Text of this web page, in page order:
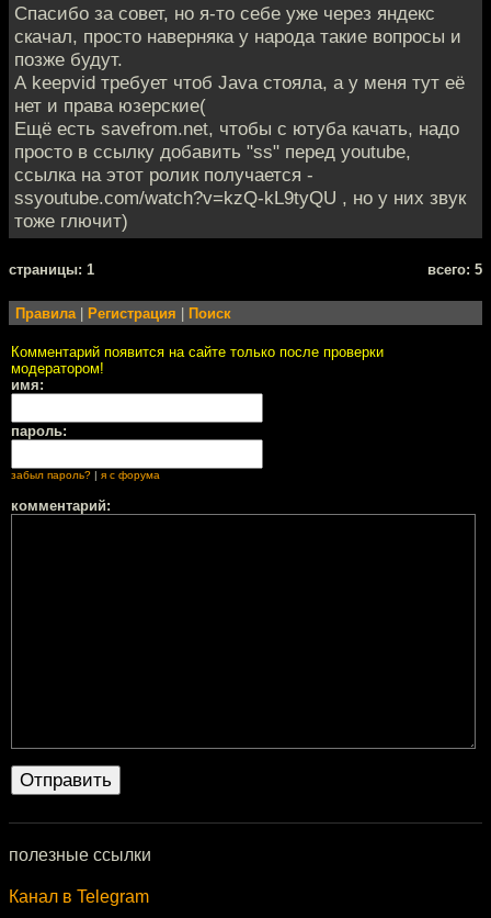
Спасибо за совет, но я-то себе уже через яндекс
скачал, просто наверняка у народа такие вопросы и
позже будут.
А keepvid требует чтоб Java стояла, а у меня тут её
нет и права юзерские(
Ещё есть savefrom.net, чтобы с ютуба качать, надо
просто в ссылку добавить "ss" перед youtube,
ссылка на этот ролик получается -
ssyoutube.com/watch?v=kzQ-kL9tyQU , но у них звук
тоже глючит)
cтраницы: 1 всего: 5
Правила | Регистрация | Поиск
Комментарий появится на сайте только после проверки
модератором!
имя:
пароль:
забыл пароль? | я с форума
комментарий:
полезные ссылки
Канал в Telegram